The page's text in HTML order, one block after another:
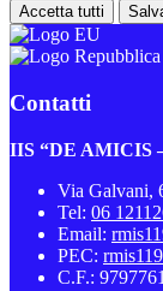
Accetta tutti
Contatti
IIS “DE AMICIS
Via Galvani,
Tel: 06
Email:
PEC:
C.F.: